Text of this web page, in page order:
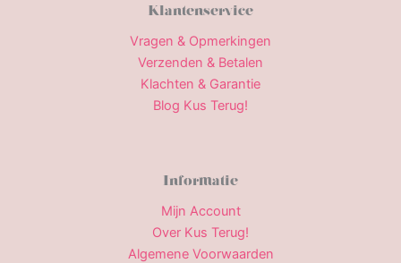
Klantenservice
Vragen & Opmerkingen
Verzenden & Betalen
Klachten & Garantie
Blog Kus Terug!
Informatie
Mijn Account
Over Kus Terug!
Algemene Voorwaarden